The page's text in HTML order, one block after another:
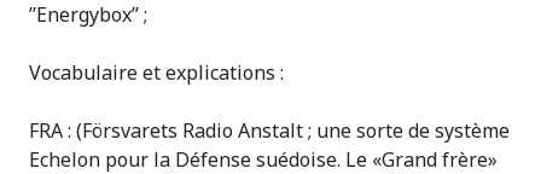
’’Energybox’’ ;
Vocabulaire et explications :
FRA : (Försvarets Radio Anstalt ; une sorte de système
Echelon pour la Défense suédoise. Le «Grand frère»